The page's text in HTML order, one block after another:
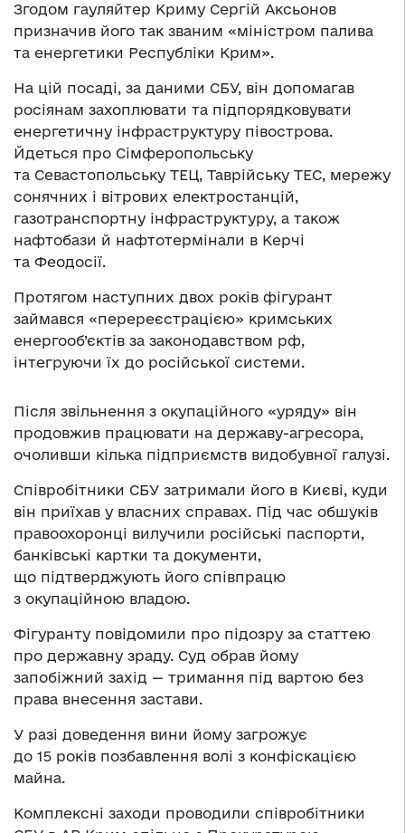
Згодом гауляйтер Криму Сергій Аксьонов
призначив його так званим «міністром палива
та енергетики Республіки Крим».
На цій посаді, за даними СБУ, він допомагав
росіянам захоплювати та підпорядковувати
енергетичну інфраструктуру півострова.
Йдеться про Сімферопольську
та Севастопольську ТЕЦ, Таврійську ТЕС, мережу
сонячних і вітрових електростанцій,
газотранспортну інфраструктуру, а також
нафтобази й нафтотермінали в Керчі
та Феодосії.
Протягом наступних двох років фігурант
займався «перереєстрацією» кримських
енергооб’єктів за законодавством рф,
інтегруючи їх до російської системи.
Після звільнення з окупаційного «уряду» він
продовжив працювати на державу-агресора,
очоливши кілька підприємств видобувної галузі.
Співробітники СБУ затримали його в Києві, куди
він приїхав у власних справах. Під час обшуків
правоохоронці вилучили російські паспорти,
банківські картки та документи,
що підтверджують його співпрацю
з окупаційною владою.
Фігуранту повідомили про підозру за статтею
про державну зраду. Суд обрав йому
запобіжний захід — тримання під вартою без
права внесення застави.
У разі доведення вини йому загрожує
до 15 років позбавлення волі з конфіскацією
майна.
Комплексні заходи проводили співробітники